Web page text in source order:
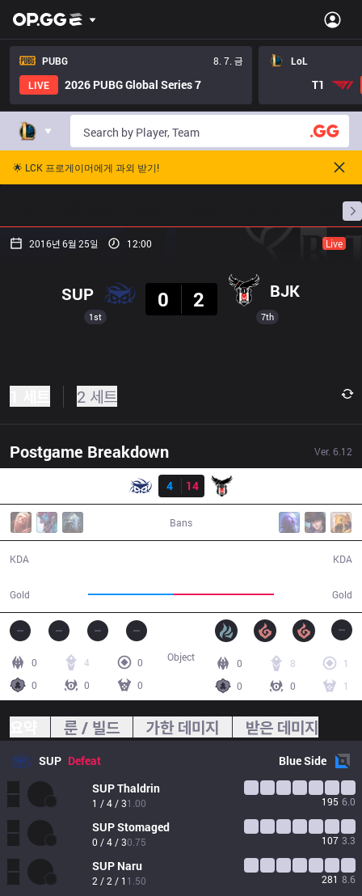
PUBG
8. 7. 금
LIVE
2026 PUBG Global Series 7
LoL
T1
🌟 LCK 프로게이머에게 과외 받기!
프로빌
2016년 6월 25일 12:00 Live
1st
SUP
0
2 BJK
7th
2 세트
Postgame Breakdown Ver. 6.12
4
14
Bans
KDA
Gold Gold
KDA
0 4
0
0
0 0
0 8
1
0
0 1
Object
룬 / 빌드 가한 데미지 받은 데미지
SUP Defeat BlueSide
SUPThaldrin
1 / 4 / 31.00 195 6.0
SUPStomaged
0 / 4 / 30.75 107 3.3
SUP Naru
2 / 2 / 1 1.50 281 8.6